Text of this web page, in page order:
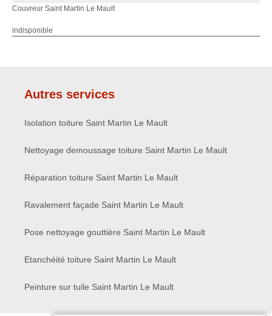
Couvreur Saint Martin Le Mault
indisponible
Autres services
Isolation toiture Saint Martin Le Mault
Nettoyage demoussage toiture Saint Martin Le Mault
Réparation toiture Saint Martin Le Mault
Ravalement façade Saint Martin Le Mault
Pose nettoyage gouttière Saint Martin Le Mault
Etanchéité toiture Saint Martin Le Mault
Peinture sur tuile Saint Martin Le Mault